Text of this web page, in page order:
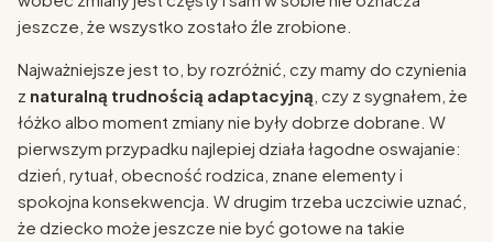
jeszcze, że wszystko zostało źle zrobione.
Najważniejsze jest to, by rozróżnić, czy mamy do czynienia
z naturalną trudnością adaptacyjną , czy z sygnałem, że
łóżko albo moment zmiany nie były dobrze dobrane. W
pierwszym przypadku najlepiej działa łagodne oswajanie:
dzień, rytuał, obecność rodzica, znane elementy i
spokojna konsekwencja. W drugim trzeba uczciwie uznać,
że dziecko może jeszcze nie być gotowe na takie